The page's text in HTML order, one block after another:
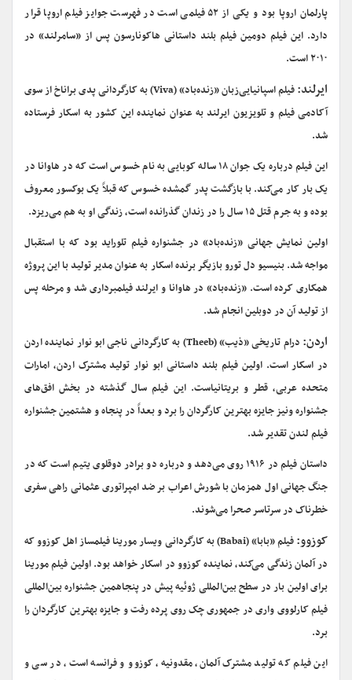
پارلمان اروپا بود و یکی از ۵۲ فیلمی است در فهرست جوایز فیلم اروپا قرار
دارد. این فیلم دومین فیلم بلند داستانی هاکونارسون پس از «سامرلند» در
۲۰۱۰ است.
ایرلند:
فیلم اسپانیایی‌زبان «زنده‌باد» (Viva) به کارگردانی پدی براناخ از سوی
آکادمی فیلم و تلویزیون ایرلند به عنوان نماینده این کشور به اسکار فرستاده
شد.
این فیلم درباره یک جوان ۱۸ ساله کوبایی به نام خسوس است که در هاوانا در
یک بار کار می‌کند. با بازگشت پدر گمشده خسوس که قبلاً یک بوکسور معروف
بوده و به جرم قتل ۱۵ سال را در زندان گذرانده است، زندگی او به هم می‌ریزد.
اولین نمایش جهانی «زنده‌باد» در جشنواره فیلم تلوراید بود که با استقبال
مواجه شد. بنیسیو دل تورو بازیگر برنده اسکار به عنوان مدیر تولید با این پروژه
همکاری کرده است. «زنده‌باد» در هاوانا و ایرلند فیلمبرداری شد و مرحله پس
از تولید آن در دوبلین انجام شد.
اردن:
درام تاریخی «ذیب» (Theeb) به کارگردانی ناجی ابو نوار نماینده اردن
در اسکار است. اولین فیلم بلند داستانی ابو نوار تولید مشترک اردن، امارات
متحده عربی، قطر و بریتانیاست. این فیلم سال گذشته در بخش افق‌های
جشنواره ونیز جایزه بهترین کارگردان را برد و بعداً در پنجاه و هشتمین جشنواره
فیلم لندن تقدیر شد.
داستان فیلم در ۱۹۱۶ روی می‌دهد و درباره دو برادر دوقلوی یتیم است که در
جنگ جهانی اول همزمان با شورش اعراب بر ضد امپراتوری عثمانی راهی سفری
خطرناک در سرتاسر صحرا می‌شوند.
کوزوو:
فیلم «بابا» (Babai) به کارگردانی ویسار مورینا فیلمساز اهل کوزوو که
در آلمان زندگی می‌کند، نماینده کوزوو در اسکار خواهد بود. اولین فیلم مورینا
برای اولین بار در سطح بین‌المللی ژوئیه پیش در پنجاهمین جشنواره بین‌المللی
فیلم کارلووی واری در جمهوری چک روی پرده رفت و جایزه بهترین کارگردان را
برد.
این فیلم که تولید مشترک آلمان، مقدونیه، کوزوو و فرانسه است، در سی و